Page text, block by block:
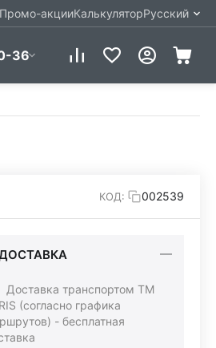
Промо-акцииКалькуляторРусский
36
КОД: 002539
Доставка транспортом ТМ
(согласно графика
- бесплатная